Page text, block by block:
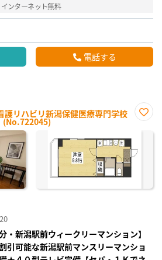
インターネット無料
電話する
護リハビリ新潟保健医療専門学校
(No.722045)
に入
録
・新潟駅前ウィークリーマンション】
引可能な新潟駅前マンスリーマンショ